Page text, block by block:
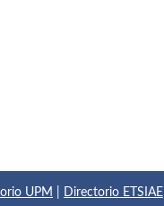
UPM Directorio ETSIAE